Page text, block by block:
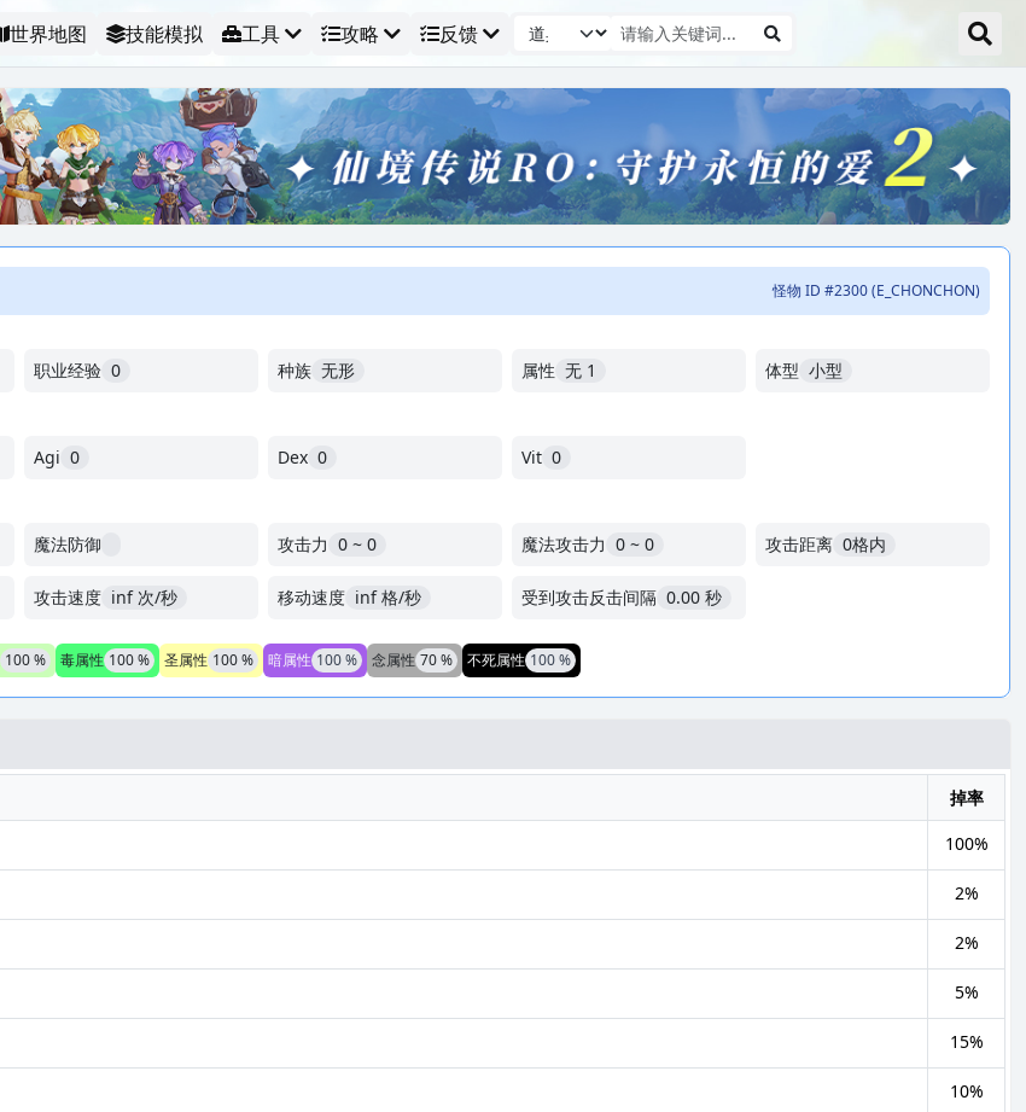
世界地图 技能模拟 工具 攻略 反馈
怪物 ID #2300 (E_CHONCHON)
职业经验 0 种族 无形 属性 无 1 体型 小型
Agi 0 Dex 0 Vit 0
魔法防御 攻击力 0 ~ 0 魔法攻击力 0 ~ 0 攻击距离 0格内
攻击速度 inf 次/秒 移动速度 inf 格/秒 受到攻击反击间隔 0.00 秒
100 % 毒属性 100 % 圣属性 100 % 暗属性 100 % 念属性 70 % 不死属性 100 %
掉率
100%
2%
2%
5%
15%
10%